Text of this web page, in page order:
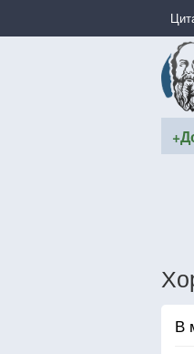
В